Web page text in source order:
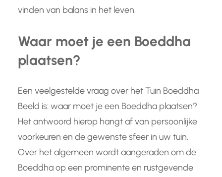
vinden van balans in het leven.
Waar moet je een Boeddha
plaatsen?
Een veelgestelde vraag over het Tuin Boeddha
Beeld is: waar moet je een Boeddha plaatsen?
Het antwoord hierop hangt af van persoonlijke
voorkeuren en de gewenste sfeer in uw tuin.
Over het algemeen wordt aangeraden om de
Boeddha op een prominente en rustgevende